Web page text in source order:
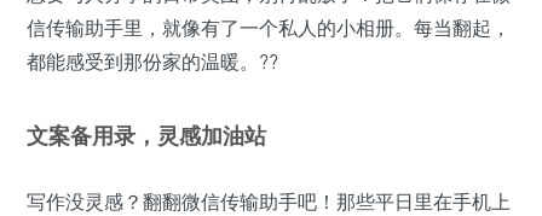
信传输助手里，就像有了一个私人的小相册。每当翻起，
都能感受到那份家的温暖。??
文案备用录，灵感加油站
写作没灵感？翻翻微信传输助手吧！那些平日里在手机上